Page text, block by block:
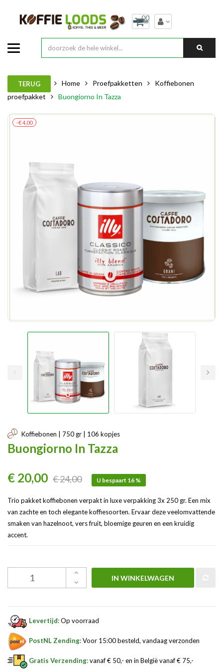
00
TERUG Home Proefpakketten
Koffiebonen
proefpakket
Buongiorno In Tazza
-€ 4,00
Koffiebonen | 750 gr | 106 kopjes
Buongiorno In Tazza
€ 20,00 € 24,00 U bespaart 16 %
Trio pakket koffiebonen verpakt in luxe verpakking 3x 250 gr. Een mix
van zachte en toch elegante koffiesoorten. Ervaar deze veelomvattende
smaken van hazelnoot, vers fruit, bloemige geuren en een kruidig
accent.
IN WINKELWAGEN
Levertijd:Op voorraad
PostNL Zending:Voor 15:00 besteld, vandaag verzonden
Gratis Verzending:vanaf € 50,- en in België vanaf € 75,-